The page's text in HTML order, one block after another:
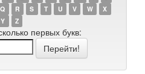
Q R S T U V W
X
Y
Z
первых букв: